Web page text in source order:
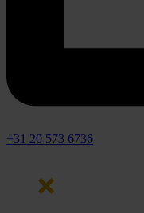
+31 20 573 6736